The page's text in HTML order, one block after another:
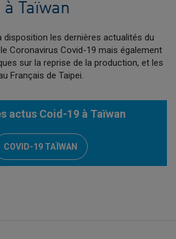
Taïwan
disposition les dernières actualités du
Coronavirus Covid-19 mais également
sur la reprise de la production, et les
Français de Taipei.
actus Coid-19 à Taïwan
COVID-19 TAÏWAN